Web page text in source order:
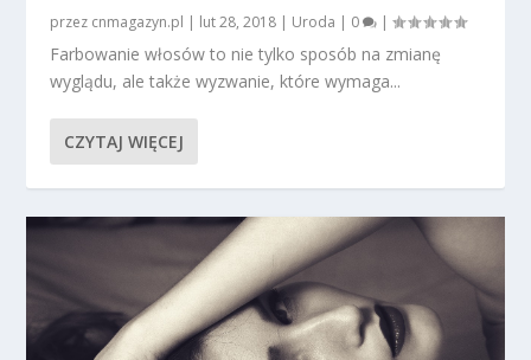
przez cnmagazyn.pl | lut 28, 2018 | Uroda | 0 |
Farbowanie włosów to nie tylko sposób na zmianę
wyglądu, ale także wyzwanie, które wymaga...
CZYTAJ WIĘCEJ